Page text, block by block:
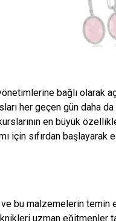
bağlı olarak
her geçen gün daha
en büyük
için sıfırdan başlayarak
bu malzemelerin temin
uzman eğitmenler